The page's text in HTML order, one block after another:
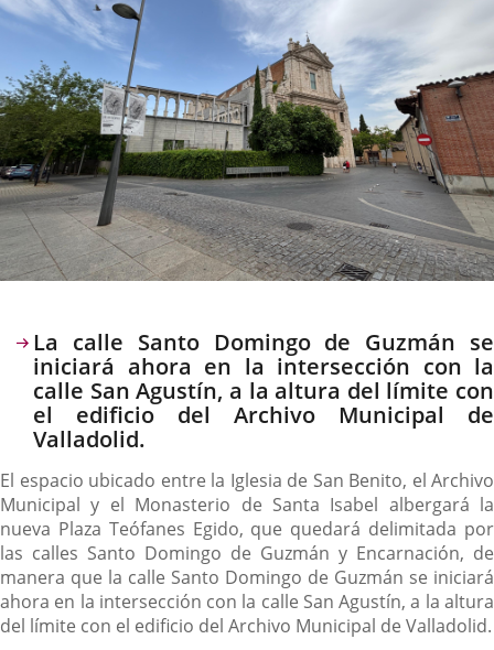
Descripción
La calle Santo Domingo de Guzmán se
iniciará ahora en la intersección con la
calle San Agustín, a la altura del límite con
el edificio del Archivo Municipal de
Valladolid.
El espacio ubicado entre la Iglesia de San Benito, el Archivo
Municipal y el Monasterio de Santa Isabel albergará la
nueva Plaza Teófanes Egido, que quedará delimitada por
las calles Santo Domingo de Guzmán y Encarnación, de
manera que la calle Santo Domingo de Guzmán se iniciará
ahora en la intersección con la calle San Agustín, a la altura
del límite con el edificio del Archivo Municipal de Valladolid.